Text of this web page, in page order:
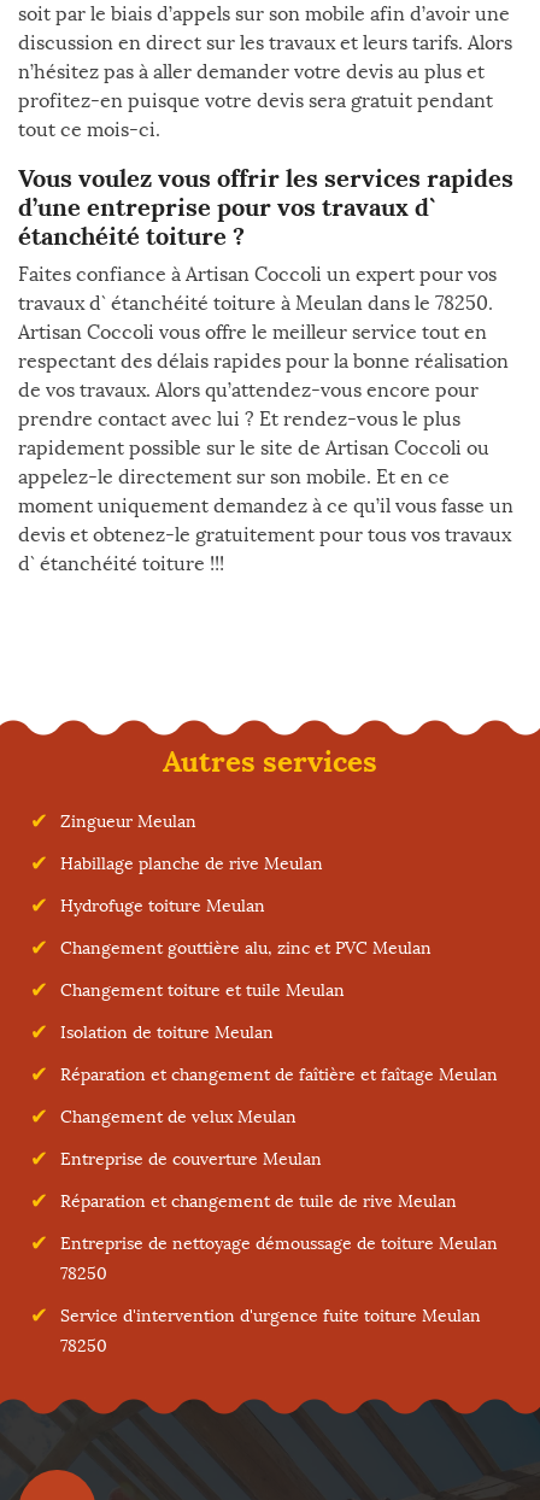
soit par le biais d’appels sur son mobile afin d’avoir une
discussion en direct sur les travaux et leurs tarifs. Alors
n’hésitez pas à aller demander votre devis au plus et
profitez-en puisque votre devis sera gratuit pendant
tout ce mois-ci.
Vous voulez vous offrir les services rapides
d’une entreprise pour vos travaux d`
étanchéité toiture ?
Faites confiance à Artisan Coccoli un expert pour vos
travaux d` étanchéité toiture à Meulan dans le 78250.
Artisan Coccoli vous offre le meilleur service tout en
respectant des délais rapides pour la bonne réalisation
de vos travaux. Alors qu’attendez-vous encore pour
prendre contact avec lui ? Et rendez-vous le plus
rapidement possible sur le site de Artisan Coccoli ou
appelez-le directement sur son mobile. Et en ce
moment uniquement demandez à ce qu’il vous fasse un
devis et obtenez-le gratuitement pour tous vos travaux
d` étanchéité toiture !!!
Autres services
Zingueur Meulan
Habillage planche de rive Meulan
Hydrofuge toiture Meulan
Changement gouttière alu, zinc et PVC Meulan
Changement toiture et tuile Meulan
Isolation de toiture Meulan
Réparation et changement de faîtière et faîtage Meulan
Changement de velux Meulan
Entreprise de couverture Meulan
Réparation et changement de tuile de rive Meulan
Entreprise de nettoyage démoussage de toiture Meulan
78250
Service d'intervention d'urgence fuite toiture Meulan
78250